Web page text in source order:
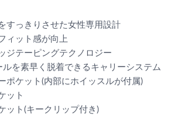
すっきりさせた女性専用設計
ィット感が向上
ジテーピングテクノロジー
ルを素早く脱着できるキャリーシステム
ポケット(内部にホイッスルが付属)
ット
ット(キークリップ付き)